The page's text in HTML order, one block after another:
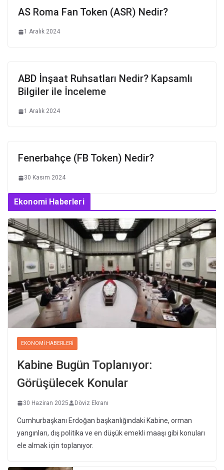
AS Roma Fan Token (ASR) Nedir?
1 Aralık 2024
ABD İnşaat Ruhsatları Nedir? Kapsamlı
Bilgiler ile İnceleme
1 Aralık 2024
Fenerbahçe (FB Token) Nedir?
30 Kasım 2024
Ekonomi Haberleri
EKONOMI HABERLERI
Kabine Bugün Toplanıyor:
Görüşülecek Konular
30 Haziran 2025 Döviz Ekranı
Cumhurbaşkanı Erdoğan başkanlığındaki Kabine, orman
yangınları, dış politika ve en düşük emekli maaşı gibi konuları
ele almak için toplanıyor.